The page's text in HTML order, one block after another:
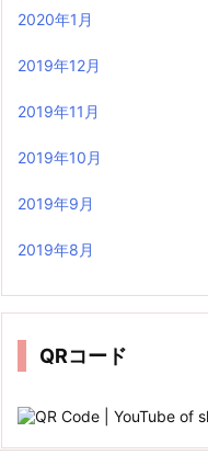
2020年1月
2019年12月
2019年11月
2019年10月
2019年9月
2019年8月
QRコード